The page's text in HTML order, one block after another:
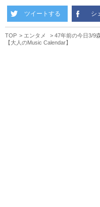
ツイートする シ
TOP エンタメ
47年前の今日3/9
【大人のMusic Calendar】